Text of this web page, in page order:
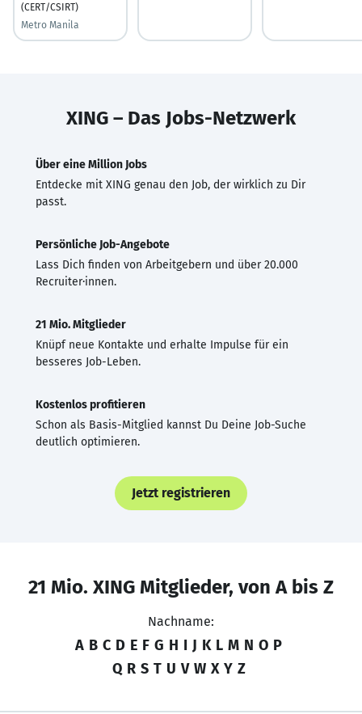
(CERT/CSIRT)
Metro Manila
XING – Das Jobs-Netzwerk
Über eine Million Jobs
Entdecke mit XING genau den Job, der wirklich zu Dir
passt.
Persönliche Job-Angebote
Lass Dich finden von Arbeitgebern und über 20.000
Recruiter·innen.
21 Mio. Mitglieder
Knüpf neue Kontakte und erhalte Impulse für ein
besseres Job-Leben.
Kostenlos profitieren
Schon als Basis-Mitglied kannst Du Deine Job-Suche
deutlich optimieren.
Jetzt registrieren
21 Mio. XING Mitglieder, von A bis Z
Nachname:
A B C D E F G H I J K L M N O P
Q R S T U V W X Y Z